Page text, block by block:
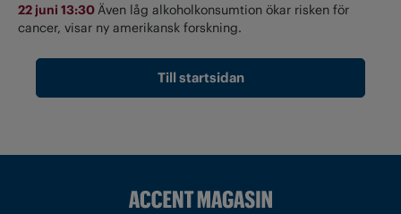
22 juni 13:30Även låg alkoholkonsumtion ökar risken för
cancer, visar ny amerikansk forskning.
Till startsidan